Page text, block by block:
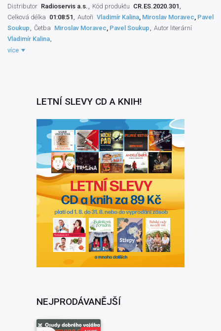
Distributor Radioservis a.s. Kód produktu CR.ES.2020.301
Celková délka 01:08:51 Autoři Vladimír Kalina, Miroslav Moravec, Pavel
Soukup
Četba Miroslav Moravec, Pavel Soukup
Autor literární
Vladimír Kalina
Připravil
více
LETNÍ SLEVY CD A KNIH!
NEJPRODÁVANĚJŠÍ